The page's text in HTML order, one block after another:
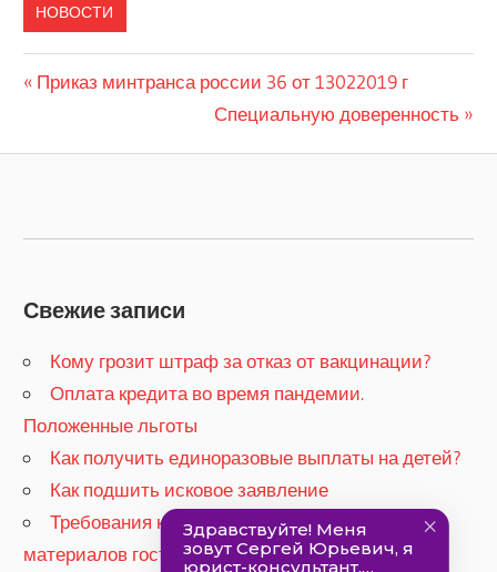
НОВОСТИ
по
Previous
Приказ минтранса россии 36 от 13022019 г
Next
Специальную доверенность
Свежие записи
Кому грозит штраф за отказ от вакцинации?
​Оплата кредита во время пандемии.
Положенные льготы
​Как получить единоразовые выплаты на детей?
Как подшить исковое заявление
Требования к качеству строительных
материалов гост